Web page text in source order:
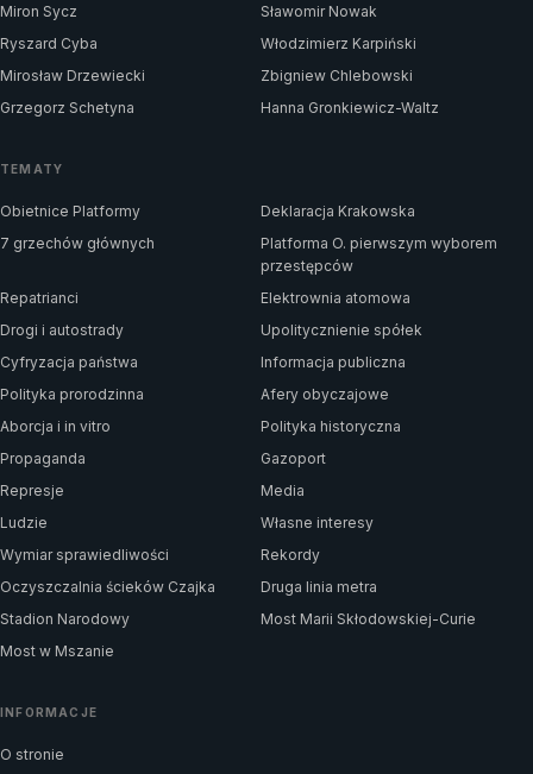
Miron Sycz
Sławomir Nowak
Ryszard Cyba
Włodzimierz Karpiński
Mirosław Drzewiecki
Zbigniew Chlebowski
Grzegorz Schetyna
Hanna Gronkiewicz-Waltz
TEMATY
Obietnice Platformy
Deklaracja Krakowska
7 grzechów głównych
Platforma O. pierwszym wyborem
przestępców
Repatrianci
Elektrownia atomowa
Drogi i autostrady
Upolitycznienie spółek
Cyfryzacja państwa
Informacja publiczna
Polityka prorodzinna
Afery obyczajowe
Aborcja i in vitro
Polityka historyczna
Propaganda
Gazoport
Represje
Media
Ludzie
Własne interesy
Wymiar sprawiedliwości
Rekordy
Oczyszczalnia ścieków Czajka
Druga linia metra
Stadion Narodowy
Most Marii Skłodowskiej-Curie
Most w Mszanie
INFORMACJE
O stronie